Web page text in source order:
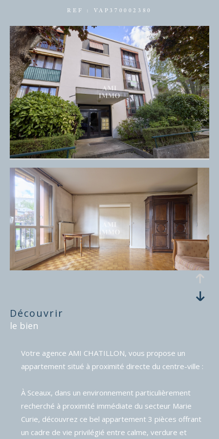
REF : VAP370002380
découvrir
le bien
Votre agence AMI CHATILLON, vous propose un
appartement situé à proximité directe du centre-ville :
À Sceaux, dans un environnement particulièrement
recherché à proximité immédiate du secteur Marie
Curie, découvrez ce bel appartement 3 pièces offrant
un cadre de vie privilégié entre calme, verdure et